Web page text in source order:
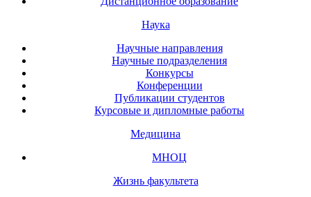
Наука
Научные направления
Научные подразделения
Конкурсы
Конференции
Публикации студентов
Курсовые и дипломные работы
Медицина
МНОЦ
Жизнь факультета